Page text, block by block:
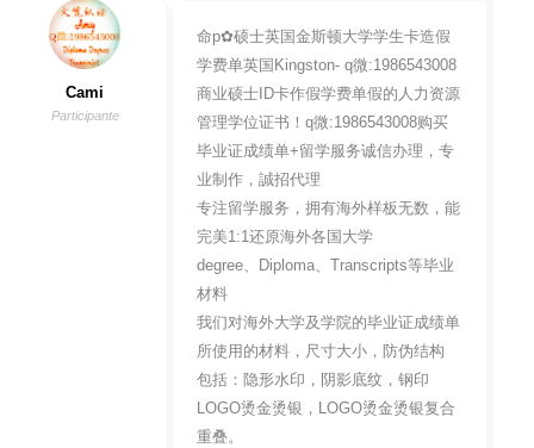
Cami
Participante
命p✿硕士英国金斯顿大学学生卡造假
学费单英国Kingston- q微:1986543008
商业硕士ID卡作假学费单假的人力资源
管理学位证书！q微:1986543008购买
毕业证成绩单+留学服务诚信办理，专
业制作，誠招代理
专注留学服务，拥有海外样板无数，能
完美1:1还原海外各国大学
degree、Diploma、Transcripts等毕业
材料
我们对海外大学及学院的毕业证成绩单
所使用的材料，尺寸大小，防伪结构
包括：隐形水印，阴影底纹，钢印
LOGO烫金烫银，LOGO烫金烫银复合
重叠。